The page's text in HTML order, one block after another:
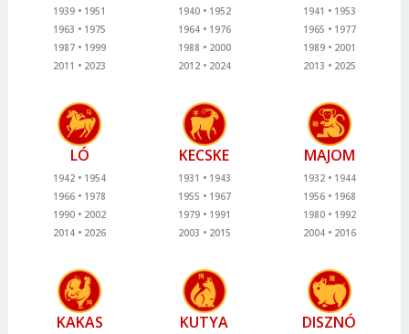
1939
1951
1963
1975
1987
1999
2011
2023
1940
1952
1964
1976
1988
2000
2012
2024
1941
1953
1965
1977
1989
2001
2013
2025
LÓ
1942
1954
1966
1978
1990
2002
2014
2026
KECSKE
1931
1943
1955
1967
1979
1991
2003
2015
MAJOM
1932
1944
1956
1968
1980
1992
2004
2016
KAKAS KUTYA DISZNÓ